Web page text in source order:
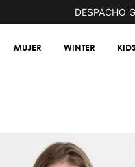
DESPACHO
MUJER WINTER KIDS